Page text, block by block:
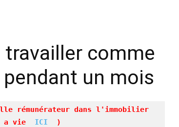
travailler comme
un mois
rémunérateur dans l'immobilier
a vie
ICI )